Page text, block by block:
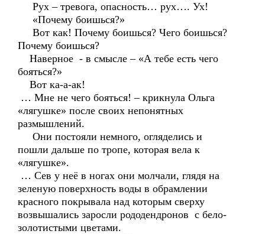
Рух – тревога, опасность… рух…. Ух!
«Почему боишься?»
Вот как! Почему боишься? Чего боишься?
Почему боишься?
Наверное - в смысле – «А тебе есть чего
бояться?»
Вот ка-а-ак!
… Мне не чего бояться! – крикнула Ольга
«лягушке» после своих непонятных
размышлений.
Они постояли немного, огляделись и
пошли дальше по тропе, которая вела к
«лягушке».
… Сев у неё в ногах они молчали, глядя на
зеленую поверхность воды в обрамлении
красного покрывала над которым сверху
возвышались заросли рододендронов с бело-
золотистыми цветами.